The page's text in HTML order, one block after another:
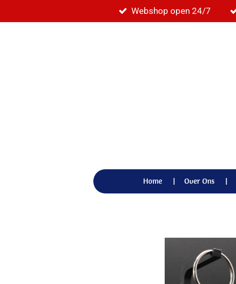
direct
Webshop open 24/7
Home Over Ons